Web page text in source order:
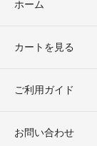
ホーム
カートを見る
ご利用ガイド
お問い合わせ